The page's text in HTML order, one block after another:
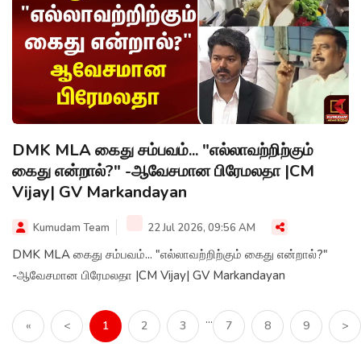
DMK MLA கைது சம்பவம்... "எல்லாவற்றிற்கும்
கைது என்றால்?" -ஆவேசமான பிரேமலதா |CM
Vijay| GV Markandayan
Kumudam Team 22 Jul 2026, 09:56 AM
DMK MLA கைது சம்பவம்... "எல்லாவற்றிற்கும் கைது என்றால்?"
-ஆவேசமான பிரேமலதா |CM Vijay| GV Markandayan
« < 1 2 3 ... 7 8 9 >